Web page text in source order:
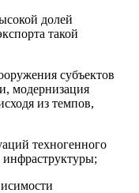
долей
такой
субъектов
модернизация
из темпов,
техногенного